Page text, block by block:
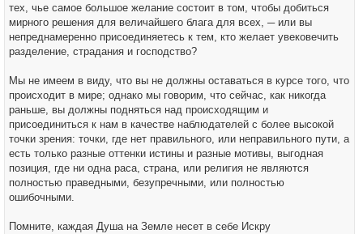
тех, чье самое большое желание состоит в том, чтобы добиться
мирного решения для величайшего блага для всех, ─ или вы
непреднамеренно присоединяетесь к тем, кто желает увековечить
разделение, страдания и господство?
Мы не имеем в виду, что вы не должны оставаться в курсе того, что
происходит в мире; однако мы говорим, что сейчас, как никогда
раньше, вы должны подняться над происходящим и
присоединиться к нам в качестве наблюдателей с более высокой
точки зрения: точки, где нет правильного, или неправильного пути, а
есть только разные оттенки истины и разные мотивы, выгодная
позиция, где ни одна раса, страна, или религия не являются
полностью праведными, безупречными, или полностью
ошибочными.
Помните, каждая Душа на Земле несет в себе Искру